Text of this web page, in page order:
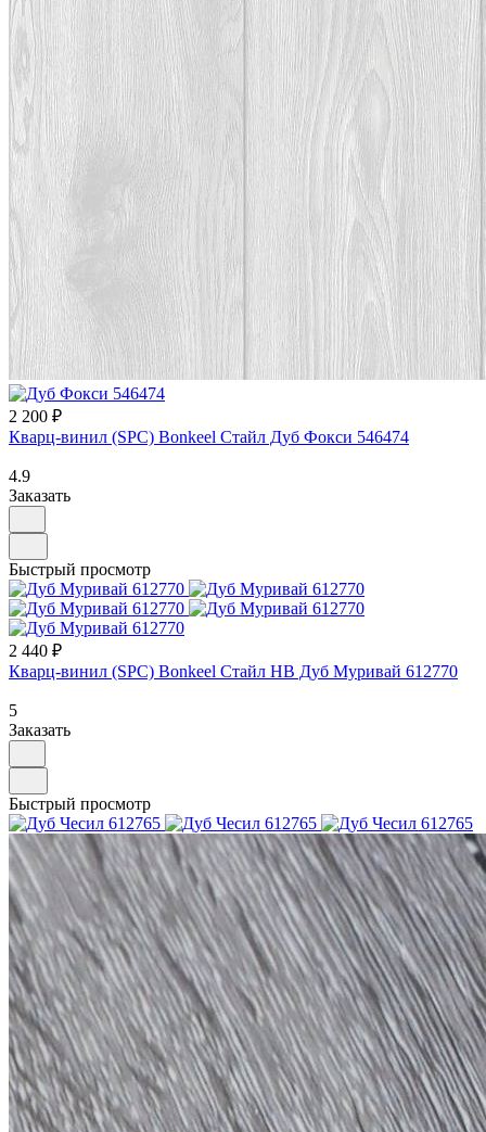
2 200 ₽
Кварц-винил (SPC) Bonkeel Стайл Дуб Фокси 546474
4.9
Заказать
Быстрый просмотр
2 440 ₽
Кварц-винил (SPC) Bonkeel Стайл НВ Дуб Муривай 612770
5
Заказать
Быстрый просмотр